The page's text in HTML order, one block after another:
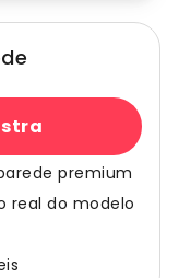
premium
real do modelo